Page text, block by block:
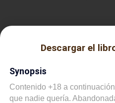
Descargar el
Synopsis
Contenido +18 a
que nadie quería.